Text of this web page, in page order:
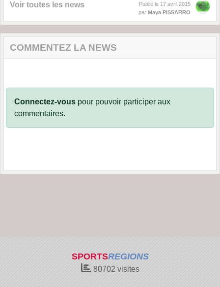
Voir toutes les news Publié le 17 avril 2015
par Maya PISSARRO
COMMENTEZ LA NEWS
Connectez-vous pour pouvoir participer aux
commentaires.
SPORTSREGIONS
80702 visites